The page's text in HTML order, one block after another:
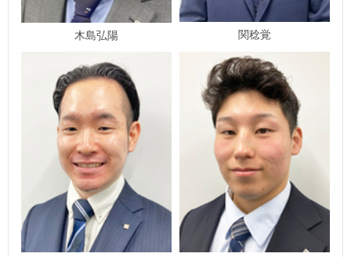
木島弘陽 関稔覚